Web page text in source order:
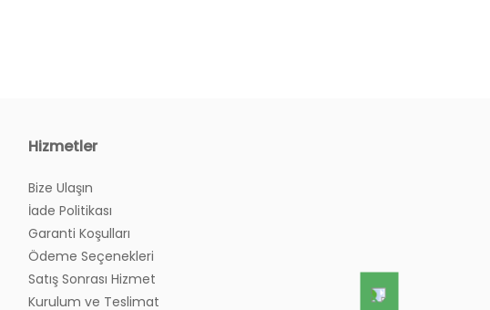
Hizmetler
Bize Ulaşın
İade Politikası
Garanti Koşulları
Ödeme Seçenekleri
Satış Sonrası Hizmet
Kurulum ve Teslimat